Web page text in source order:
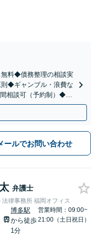
料◆債務整理の相談実
◆ギャンブル・浪費な
相談可（予約制）◆お
ールでお問い合わせ
弁護士
法律事務所 福岡オフィス
博多駅
から徒歩
1分
営業時間：09:00~
21:00（土日祝日）